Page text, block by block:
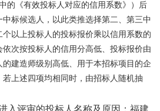
的《有效投标人对应的信用系数》）后
标候选人，以此类推选择第二、第三中
以上投标人的投标报价乘以信用系数的
次按投标人的信用分高低、投标报价由
建造师级别高低、用于本招标项目的企
上述四项均相同时，由招标人随机抽